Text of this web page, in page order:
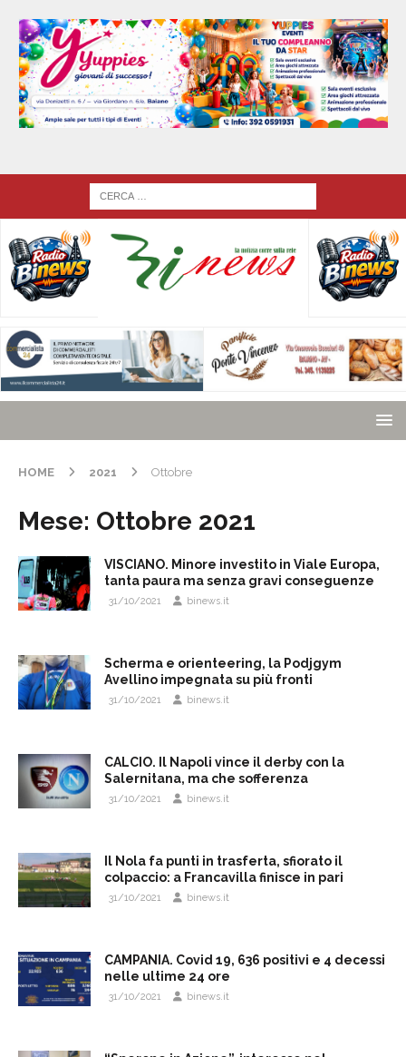
HOME 2021 Ottobre
Mese: Ottobre 2021
VISCIANO. Minore investito in Viale Europa,
tanta paura ma senza gravi conseguenze
31/10/2021 binews.it
Scherma e orienteering, la Podjgym
Avellino impegnata su più fronti
31/10/2021 binews.it
CALCIO. Il Napoli vince il derby con la
Salernitana, ma che sofferenza
31/10/2021 binews.it
Il Nola fa punti in trasferta, sfiorato il
colpaccio: a Francavilla finisce in pari
31/10/2021 binews.it
CAMPANIA. Covid 19, 636 positivi e 4 decessi
nelle ultime 24 ore
31/10/2021 binews.it